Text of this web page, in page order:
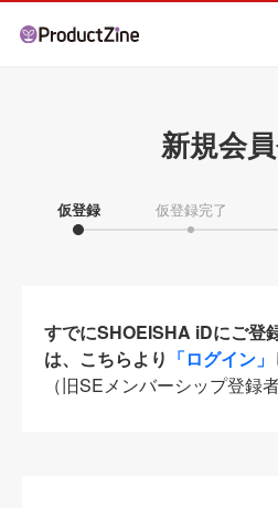
新規会
仮登録 仮登録完了
すでにSHOEISHA iDにご登
は、こちらより 「ログイン」
（旧SEメンバーシップ登録